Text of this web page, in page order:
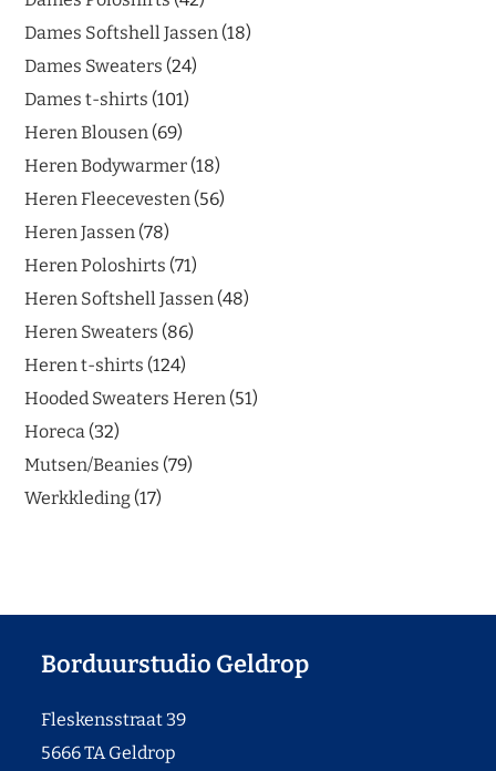
Dames Softshell Jassen 18
Dames Sweaters 24
Dames t-shirts 101
Heren Blousen 69
Heren Bodywarmer 18
Heren Fleecevesten 56
Heren Jassen 78
Heren Poloshirts 71
Heren Softshell Jassen 48
Heren Sweaters 86
Heren t-shirts 124
Hooded Sweaters Heren 51
Horeca 32
Mutsen/Beanies 79
Werkkleding 17
Borduurstudio Geldrop
Fleskensstraat 39
5666 TA Geldrop